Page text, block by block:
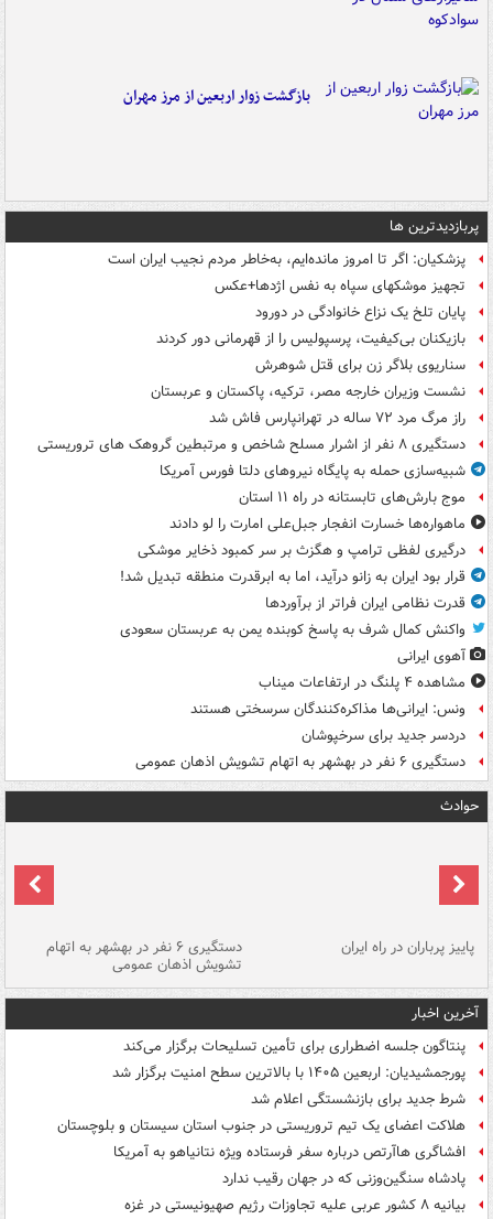
بازگشت زوار اربعین از مرز مهران
پربازدیدترین ها
پزشکیان: اگر تا امروز مانده‌ایم، به‌خاطر مردم نجیب ایران است
تجهیز موشکهای سپاه به نفس اژدها+عکس
پایان تلخ یک نزاع خانوادگی در دورود
بازیکنان بی‌کیفیت، پرسپولیس را از قهرمانی دور کردند
سناریوی بلاگر زن برای قتل شوهرش
نشست وزیران خارجه مصر، ترکیه، پاکستان و عربستان
راز مرگ مرد ۷۲ ساله در تهرانپارس فاش شد
دستگیری ۸ نفر از اشرار مسلح شاخص و مرتبطین گروهک های تروریستی
شبیه‌سازی حمله به پایگاه نیروهای دلتا فورس آمریکا
موج بارش‌های تابستانه در راه ۱۱ استان
ماهواره‌ها خسارت انفجار جبل‌علی امارت را لو دادند
درگیری لفظی ترامپ و هگزث بر سر کمبود ذخایر موشکی
قرار بود ایران به زانو درآید، اما به ابرقدرت منطقه تبدیل شد!
قدرت نظامی ایران فراتر از برآوردها
واکنش کمال شرف به پاسخ کوبنده یمن به عربستان سعودی
آهوی ایرانی
مشاهده ۴ پلنگ در ارتفاعات میناب
ونس: ایرانی‌ها مذاکره‌کنندگان سرسختی هستند
دردسر جدید برای سرخپوشان
دستگیری ۶ نفر در بهشهر به اتهام تشویش اذهان عمومی
حوادث
پاییز پرباران در راه ایران دستگیری ۶ نفر در بهشهر به اتهام
تشویش اذهان عمومی
آخرین اخبار
پنتاگون جلسه اضطراری برای تأمین تسلیحات برگزار می‌کند
پورجمشیدیان: اربعین ۱۴۰۵ با بالاترین سطح امنیت برگزار شد
شرط جدید برای بازنشستگی اعلام شد
هلاکت اعضای یک تیم تروریستی در جنوب استان سیستان و بلوچستان
افشاگری هاآرتص درباره سفر فرستاده ویژه نتانیاهو به آمریکا
پادشاه سنگین‌وزنی که در جهان رقیب ندارد
بیانیه ۸ کشور عربی علیه تجاوزات رژیم صهیونیستی در غزه